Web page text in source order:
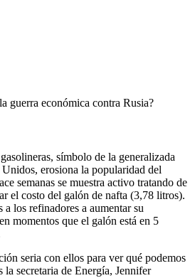
guerra económica contra Rusia?
símbolo de la generalizada
erosiona la popularidad del
semanas se muestra activo tratando de
el costo del galón de nafta (3,78 litros).
los refinadores a aumentar su
momentos que el galón está en 5
seria con ellos para ver qué podemos
secretaria de Energía, Jennifer